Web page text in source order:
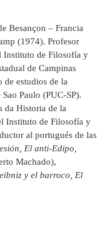
Besançon – Francia
(1974). Profesor
Instituto de Filosofía y
de Campinas
de estudios de la
Paulo (PUC-SP).
da Historia de la
Instituto de Filosofía y
al portugués de las
El anti-Edipo,
Machado),
y el barroco, El